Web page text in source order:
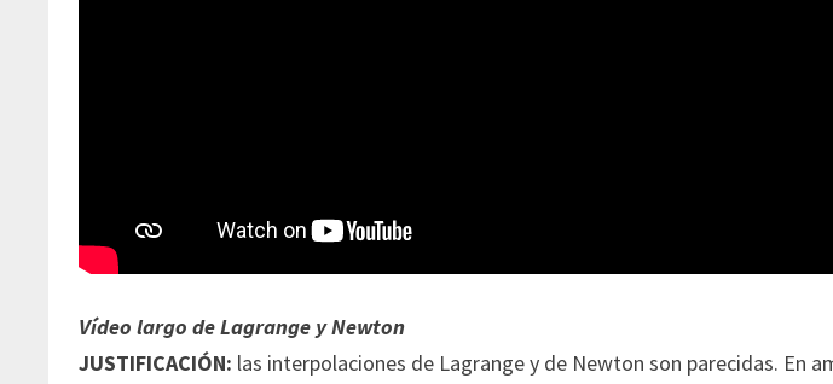
Vídeo largo de Lagrange y Newton
JUSTIFICACIÓN: las interpolaciones de Lagrange y de Newton son parecidas. En